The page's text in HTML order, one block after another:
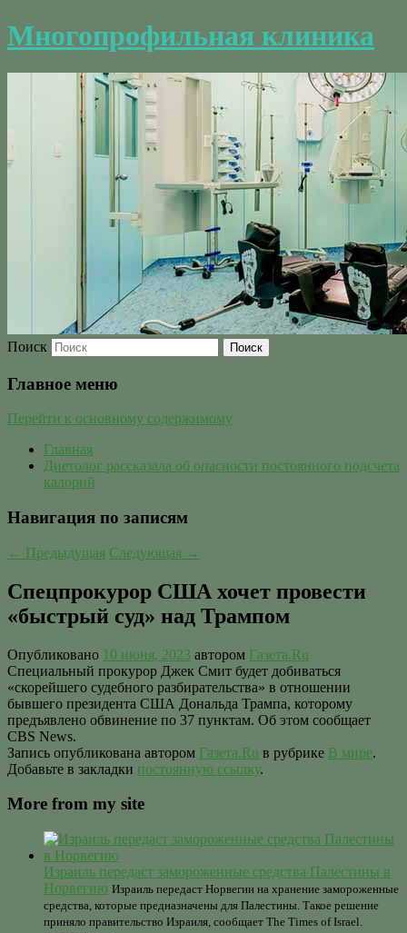
Многопрофильная клиника
Поиск
Главное меню
Перейти к основному содержимому
Главная
Диетолог рассказала об опасности постоянного подсчета
калорий
Навигация по записям
← Предыдущая Следующая →
Спецпрокурор США хочет провести
«быстрый суд» над Трампом
Опубликовано 10 июня, 2023 автором Газета.Ru
Специальный прокурор Джек Смит будет добиваться
«скорейшего судебного разбирательства» в отношении
бывшего президента США Дональда Трампа, которому
предъявлено обвинение по 37 пунктам. Об этом сообщает
CBS News.
Запись опубликована автором Газета.Ru в рубрике В мире.
Добавьте в закладки постоянную ссылку.
More from my site
Израиль передаст замороженные средства Палестины в
Норвегию Израиль передаст Норвегии на хранение замороженные
средства, которые предназначены для Палестины. Такое решение
приняло правительство Израиля, сообщает The Times of Israel.